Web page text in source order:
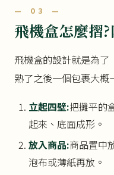
— 03 —
飛機盒怎麼摺
飛機盒的設計就是為了
熟了之後一個包裹大概
立起四壁:把攤平的
起來、底面成形。
放入商品:商品置中
泡布或薄紙再放。